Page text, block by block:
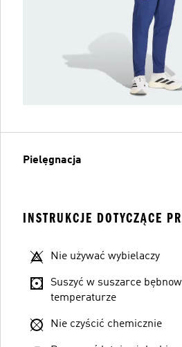
Pielęgnacja
INSTRUKCJE DOTYCZĄCE
Nie używać wybielaczy
Suszyć w suszarce
temperaturze
Nie czyścić chemicznie